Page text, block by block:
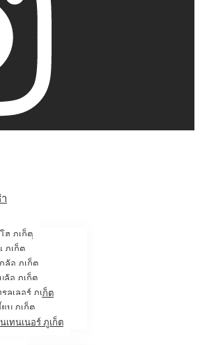
ฮ ภูเก็ต
ภูเก็ต
ล้อ ภูเก็ต
ล้อ ภูเก็ต
รลเลอร์ ภูเก็ต
ยบ ภูเก็ต
เทนเนอร์ ภูเก็ต